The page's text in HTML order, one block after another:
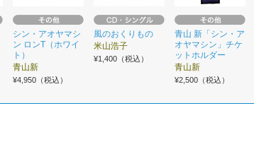
シン・アオヤマシ
ン ロンT（ホワイ
ト）
青山新
¥4,950（税込）
風のおくりもの
米山浩子
¥1,400（税込）
青山 新「シン・ア
オヤマシン」チケ
ットホルダー
青山新
¥2,500（税込）